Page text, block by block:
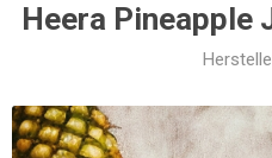
Heera Pineapple